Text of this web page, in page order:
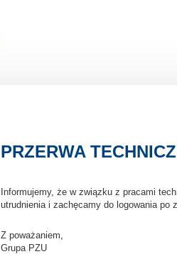
PRZERWA
Informujemy, że w związku z pracami
utrudnienia i zachęcamy do logowania po
Z poważaniem,
Grupa PZU